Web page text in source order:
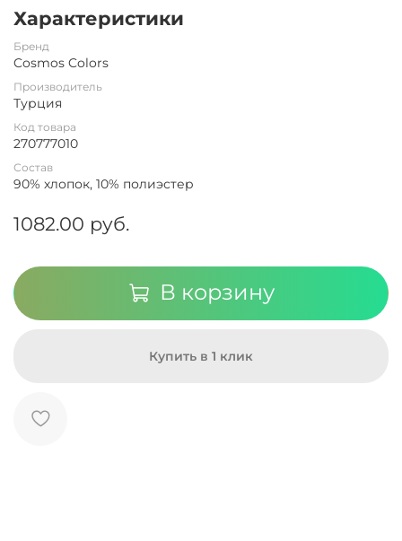
Характеристики
Бренд
Cosmos Colors
Производитель
Турция
Код товара
270777010
Состав
90% хлопок, 10% полиэстер
1082.00 руб.
В корзину
Купить в 1 клик